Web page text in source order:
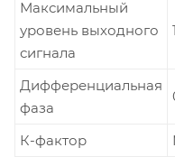
Максимальный
уровень выходного
сигнала
Дифференциальная
фаза
К-фактор